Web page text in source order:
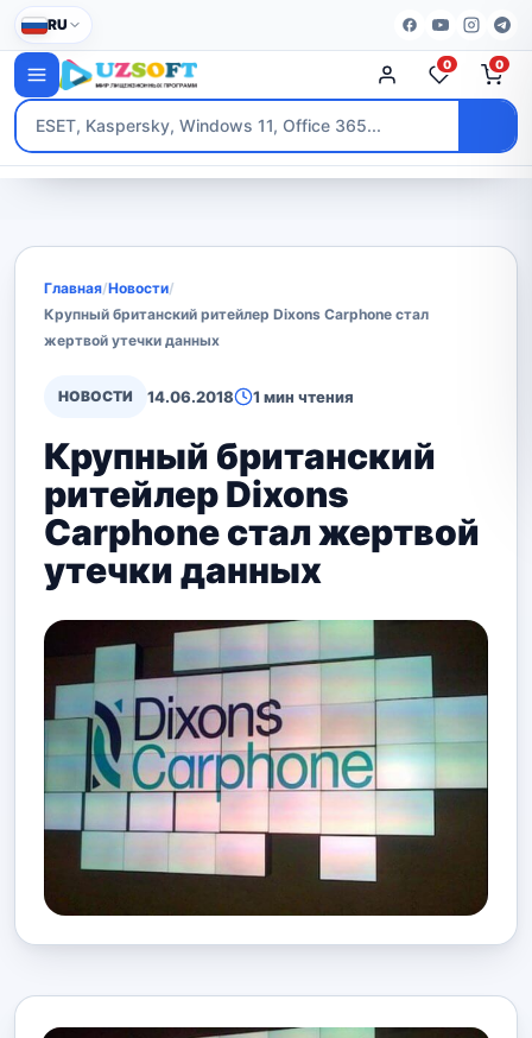
RU
0 0
Главная/Новости/
Крупный британский ритейлер Dixons Carphone стал
жертвой утечки данных
НОВОСТИ 14.06.2018 1 мин чтения
Крупный британский
ритейлер Dixons
Carphone стал жертвой
утечки данных